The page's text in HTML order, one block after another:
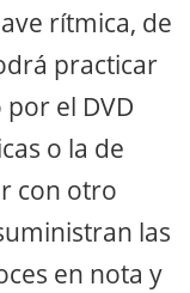
rítmica, de
practicar
el DVD
o la de
con otro
las
en nota y